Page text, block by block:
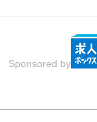
Sponsored by